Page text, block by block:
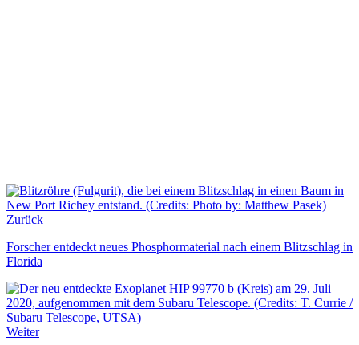
Zurück
Forscher entdeckt neues Phosphormaterial nach einem Blitzschlag in
Florida
Weiter